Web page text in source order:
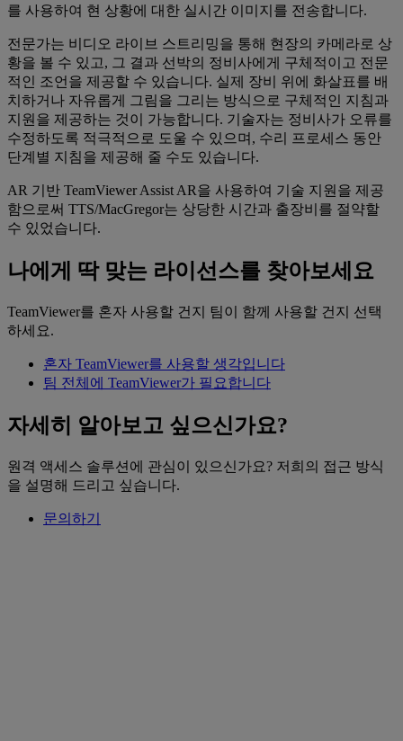
를 사용하여 현 상황에 대한 실시간 이미지를 전송합니다.
전문가는 비디오 라이브 스트리밍을 통해 현장의 카메라로 상
황을 볼 수 있고, 그 결과 선박의 정비사에게 구체적이고 전문
적인 조언을 제공할 수 있습니다. 실제 장비 위에 화살표를 배
치하거나 자유롭게 그림을 그리는 방식으로 구체적인 지침과
지원을 제공하는 것이 가능합니다. 기술자는 정비사가 오류를
수정하도록 적극적으로 도울 수 있으며, 수리 프로세스 동안
단계별 지침을 제공해 줄 수도 있습니다.
AR 기반 TeamViewer Assist AR을 사용하여 기술 지원을 제공
함으로써 TTS/MacGregor는 상당한 시간과 출장비를 절약할
수 있었습니다.
나에게 딱 맞는 라이선스를 찾아보세요
TeamViewer를 혼자 사용할 건지 팀이 함께 사용할 건지 선택
하세요.
혼자 TeamViewer를 사용할 생각입니다
팀 전체에 TeamViewer가 필요합니다
자세히 알아보고 싶으신가요?
원격 액세스 솔루션에 관심이 있으신가요? 저희의 접근 방식
을 설명해 드리고 싶습니다.
문의하기